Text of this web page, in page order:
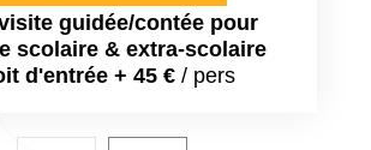
guidée/contée pour
scolaire & extra-scolaire
d'entrée + 45 € / pers